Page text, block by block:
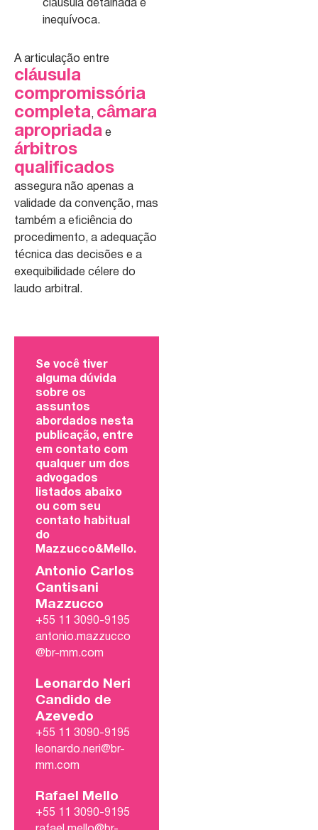
cláusula detalhada e
inequívoca.
A articulação entre
cláusula
compromissória
completa, câmara
apropriada e
árbitros
qualificados
assegura não apenas a
validade da convenção, mas
também a eficiência do
procedimento, a adequação
técnica das decisões e a
exequibilidade célere do
laudo arbitral .
Se você tiver
alguma dúvida
sobre os
assuntos
abordados nesta
publicação, entre
em contato com
qualquer um dos
advogados
listados abaixo
ou com seu
contato habitual
do
Mazzucco&Mello.
Antonio Carlos
Cantisani
Mazzucco
+55 11 3090-9195
antonio.mazzucco
@br-mm.com
Leonardo Neri
Candido de
Azevedo
+55 11 3090-9195
leonardo.neri@br-
mm.com
Rafael Mello
+55 11 3090-9195